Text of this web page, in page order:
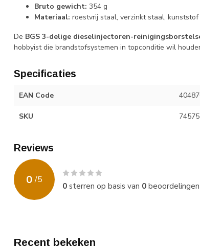
Bruto gewicht: 354 g
Materiaal: roestvrij staal, verzinkt staal, kunststof
De BGS 3-delige dieselinjectoren-
hobbyist die brandstofsystemen in topconditie wil
Specificaties
EAN Code
SKU 74575
Reviews
0 /5
0sterren op basis van 0beoordelingen
Recent bekeken